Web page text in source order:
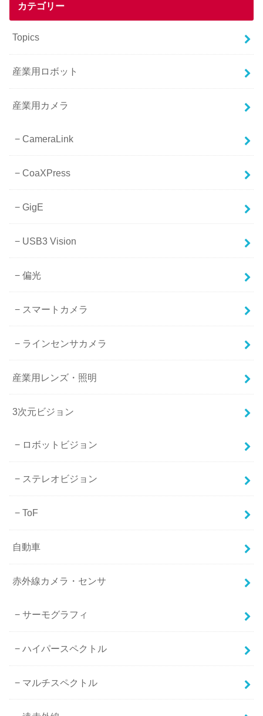
カテゴリー
Topics
産業用ロボット
産業用カメラ
CameraLink
CoaXPress
GigE
USB3 Vision
偏光
スマートカメラ
ラインセンサカメラ
産業用レンズ・照明
3次元ビジョン
ロボットビジョン
ステレオビジョン
ToF
自動車
赤外線カメラ・センサ
サーモグラフィ
ハイパースペクトル
マルチスペクトル